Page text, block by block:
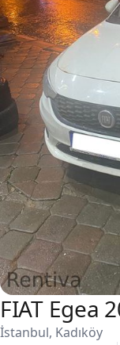
1 / 2
FIAT Egea
İstanbul, Kadıköy